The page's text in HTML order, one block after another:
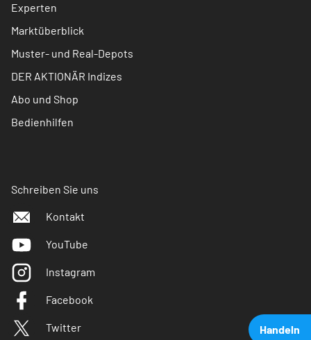
Handeln
Experten
Marktüberblick
Muster- und Real-Depots
DER AKTIONÄR Indizes
Abo und Shop
Bedienhilfen
Schreiben Sie uns
Kontakt
YouTube
Instagram
Facebook
Twitter